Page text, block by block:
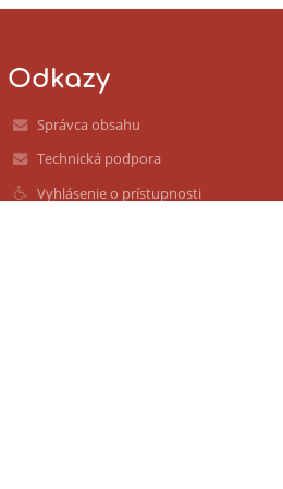
Odkazy
Správca obsahu
Technická podpora
Vyhlásenie o prístupnosti